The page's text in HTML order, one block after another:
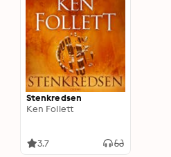
Stenkredsen
Ken Follett
3.7